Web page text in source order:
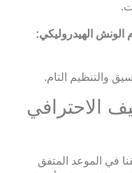
الونش الهيدروليكي:
والتنظيم التام.
الاحترافي
في الموعد المتفق